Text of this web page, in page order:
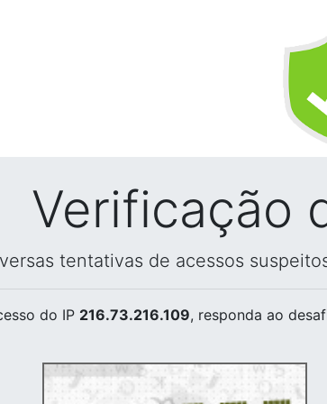
Verificação
tentativas de acessos
do IP 216.73.216.109, responda ao